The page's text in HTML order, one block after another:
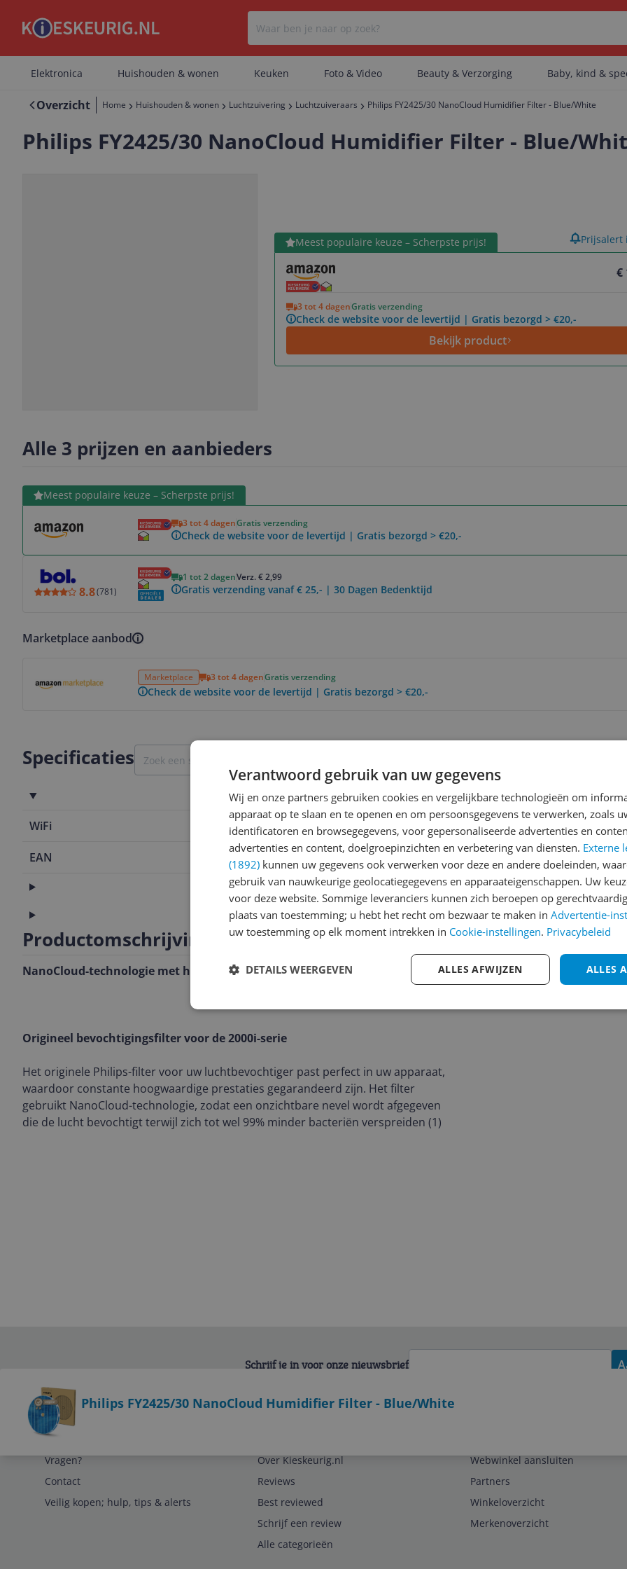
Er zijn geen categorieën gevonden.
Er zijn geen artikelen gevonden.
Elektronica Huishouden & wonen Keuken Foto & Video Beauty & Verzorging Baby, kind &
Overzicht Home Huishouden & wonen Luchtzuivering Luchtzuiveraars Philips FY2425/30 NanoCloud Humidifier Filter - Blue/White
Philips FY2425/30 NanoCloud Humidifier Filter - Blue/
Meest populaire keuze – Scherpste prijs!
€
3 tot 4 dagenGratis verzending
Check de website voor de levertijd | Gratis bezorgd > €20,-
Bekijk product
Bekijk product Prijsalert
Alle 3 prijzen en aanbieders
Meest populaire keuze – Scherpste prijs!
3 tot 4 dagenGratis verzending
Check de website voor de levertijd | Gratis bezorgd > €20,-
Bekijk product
8.8(781)
1 tot 2 dagenVerz. € 2,99
Gratis verzending vanaf € 25,- | 30 Dagen Bedenktijd
Marketplace aanbod
Marketplace 3 tot 4 dagenGratis verzending
Check de website voor de levertijd | Gratis bezorgd > €20,-
Specificaties
Aansluitingen
WiFi
Nee
EAN
8710103871545
Functies
Technisch
Productomschrijving
NanoCloud-technologie met hygiënische bevochtiging
Origineel bevochtigingsfilter voor de 2000i-serie
Het originele Philips-filter voor uw luchtbevochtiger past perfect in uw apparaat,
waardoor constante hoogwaardige prestaties gegarandeerd zijn. Het filter
gebruikt NanoCloud-technologie, zodat een onzichtbare nevel wordt afgegeven
die de lucht bevochtigt terwijl zich tot wel 99% minder bacteriën verspreiden (1)
Er zijn nog geen
Heb jij dit product in bezit
met het schrijven van je
een review gemiddeld
andere bezoekers een
€250,-! Klik hier voor de
Cijfer
Welk cijfer geef jij dit
3
2
1
Philips FY2425/30 NanoCloud Humidifier Filter - Blue/White
Schrijf je in voor onze nieuwsbrief
Service
Vragen?
Contact
Veilig kopen; hulp, tips & alerts
Over Kieskeurig.nl
Reviews
Best reviewed
Schrijf een review
Alle categorieën
Webwinkel aansluiten
Partners
Winkeloverzicht
Merkenoverzicht
Verantwoord gebruik van uw gegevens
Wij en onze partners gebruiken cookies en vergelijkbare technologieën om
apparaat op te slaan en te openen en om persoonsgegevens te verwerken, zoals
identificatoren en browsegegevens, voor gepersonaliseerde advertenties en
advertenties en content, doelgroepinzichten en verbetering van diensten. Externe
(1892) kunnen uw gegevens ook verwerken voor deze en andere doeleinden,
gebruik van nauwkeurige geolocatiegegevens en apparaateigenschappen. Uw
voor deze website. Sommige leveranciers kunnen zich beroepen op
plaats van toestemming; u hebt het recht om bezwaar te maken in Advertentie-
uw toestemming op elk moment intrekken in Cookie-instellingen. Privacybeleid
ALLES
ALLES AFWIJZEN
DETAILS WEERGEVEN